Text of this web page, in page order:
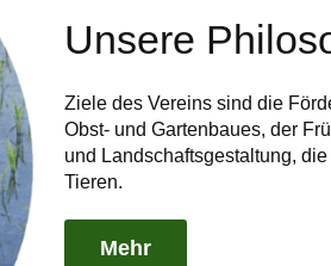
Unsere
Ziele des Vereins sind die
Obst- und Gartenbaues, der
und Landschaftsgestaltung,
Tieren.
Mehr